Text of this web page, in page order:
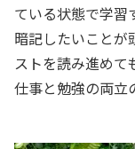
ている状態で学習
暗記したいことが
ストを読み進めて
仕事と勉強の両立